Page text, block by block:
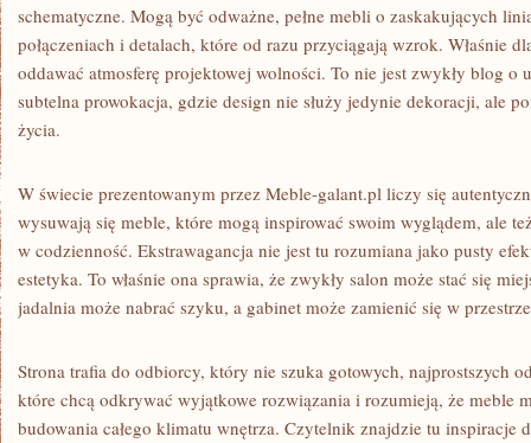
schematyczne. Mogą być odważne, pełne mebli o zaskakujących
połączeniach i detalach, które od razu przyciągają wzrok. Właśnie
oddawać atmosferę projektowej wolności. To nie jest zwykły blog o
subtelna prowokacja, gdzie design nie służy jedynie dekoracji, ale
życia.
W świecie prezentowanym przez Meble-galant.pl liczy się
wysuwają się meble, które mogą inspirować swoim wyglądem, ale
w codzienność. Ekstrawagancja nie jest tu rozumiana jako pusty
estetyka. To właśnie ona sprawia, że zwykły salon może stać się
jadalnia może nabrać szyku, a gabinet może zamienić się w
Strona trafia do odbiorcy, który nie szuka gotowych, najprostszych
które chcą odkrywać wyjątkowe rozwiązania i rozumieją, że meble
budowania całego klimatu wnętrza. Czytelnik znajdzie tu inspiracje